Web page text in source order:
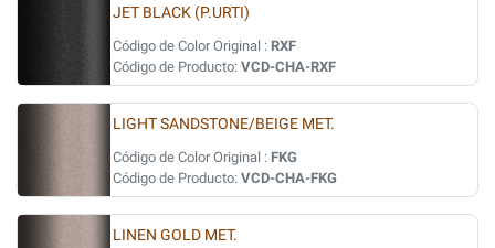
JET BLACK (P.URTI)
Código de Color Original : RXF
Código de Producto: VCD-CHA-RXF
LIGHT SANDSTONE/BEIGE MET.
Código de Color Original : FKG
Código de Producto: VCD-CHA-FKG
LINEN GOLD MET.